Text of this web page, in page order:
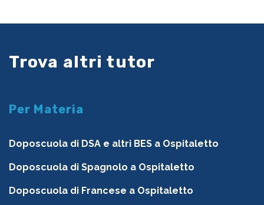
Trova altri tutor
Per Materia
Doposcuola di DSA e altri BES a Ospitaletto
Doposcuola di Spagnolo a Ospitaletto
Doposcuola di Francese a Ospitaletto